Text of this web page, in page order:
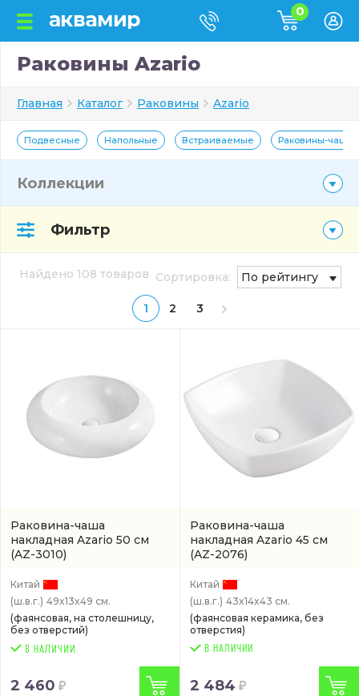
0
Раковины Azario
Главная Каталог Раковины Azario
Подвесные Напольные Встраиваемые Раковины-чаши
Коллекции
Фильтр
Найдено 108 товаров
1 2 3
Сортировка: По рейтингу
Раковина-чаша
накладная Azario 50 см
(AZ-3010)
Китай
(ш.в.г.) 49x13x49 см.
(фаянсовая, на столешницу,
без отверстий)
2 460
Раковина-чаша
накладная Azario 45 см
(AZ-2076)
Китай
(ш.в.г.) 43x14x43 см.
(фаянсовая керамика, без
отверстия)
В НАЛИЧИИ
2 484